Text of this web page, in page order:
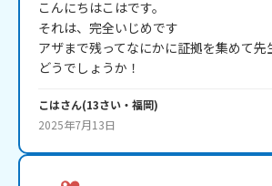
こんにちはこはです。
それは、完全いじめです
アザまで残ってなにかに証拠を集めて先
こはさん(13さい・ 福岡)
2025年7月13日